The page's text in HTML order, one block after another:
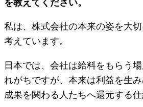
を教えてください。
私は、株式会社の本来の姿を大
考えています。
日本では、会社は給料をもらう
れがちですが、本来は利益を生
成果を関わる人たちへ還元する仕